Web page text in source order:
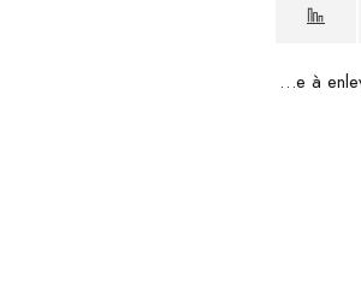
Machine à enlever les peluches RAF